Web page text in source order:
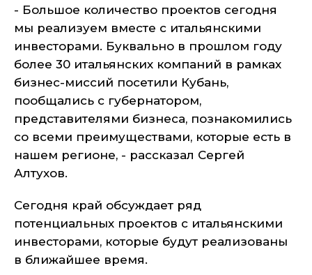
- Большое количество проектов сегодня
мы реализуем вместе с итальянскими
инвесторами. Буквально в прошлом году
более 30 итальянских компаний в рамках
бизнес-миссий посетили Кубань,
пообщались с губернатором,
представителями бизнеса, познакомились
со всеми преимуществами, которые есть в
нашем регионе, - рассказал Сергей
Алтухов.
Сегодня край обсуждает ряд
потенциальных проектов с итальянскими
инвесторами, которые будут реализованы
в ближайшее время.